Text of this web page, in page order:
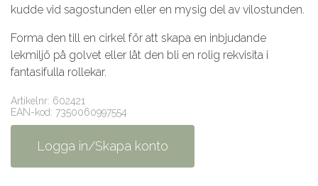
kudde vid sagostunden eller en mysig del av vilostunden.
Forma den till en cirkel för att skapa en inbjudande
lekmiljö på golvet eller låt den bli en rolig rekvisita i
fantasifulla rollekar.
Artikelnr: 602421
EAN-kod: 7350060997554
Logga in/Skapa konto